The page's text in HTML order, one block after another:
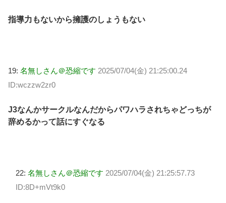
指導力もないから擁護のしょうもない
19: 名無しさん＠恐縮です 2025/07/04(金) 21:25:00.24
ID:wczzw2zr0
J3なんかサークルなんだからパワハラされちゃどっちが
辞めるかって話にすぐなる
22: 名無しさん＠恐縮です 2025/07/04(金) 21:25:57.73
ID:8D+mVt9k0